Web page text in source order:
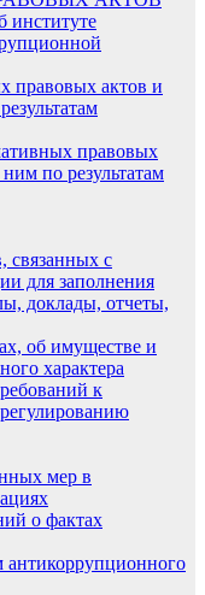
институте
правовых актов и
правовых
по результатам
связанных с
для заполнения
доклады, отчеты,
об имуществе и
характера
к
мер в
о фактах